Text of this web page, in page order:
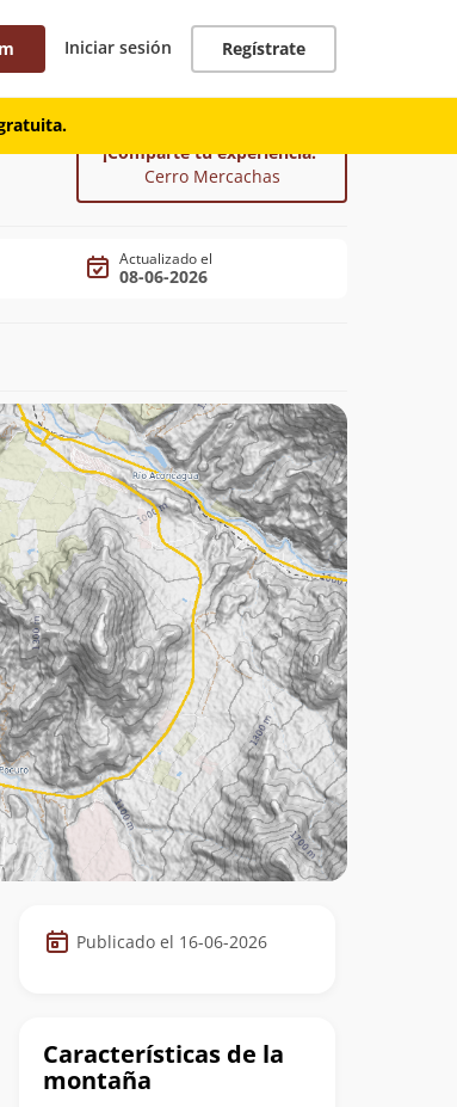
Iniciar sesión Regístrate
¡Comparte tu experiencia!
Cerro Mercachas
Actualizado el
08-06-2026
Datos
de
cumbre
Publicado el 16-06-2026
Características de la
montaña